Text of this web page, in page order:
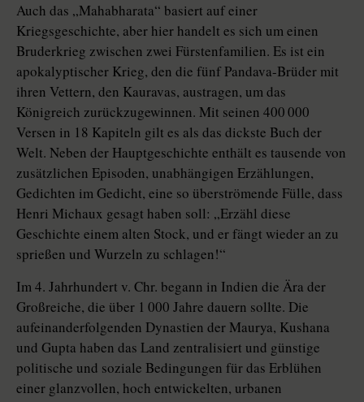
Auch das „Mahabharata“ basiert auf einer
Kriegsgeschichte, aber hier handelt es sich um einen
Bruderkrieg zwischen zwei Fürstenfamilien. Es ist ein
apokalyptischer Krieg, den die fünf Pandava-Brüder mit
ihren Vettern, den Kauravas, austragen, um das
Königreich zurückzugewinnen. Mit seinen 400 000
Versen in 18 Kapiteln gilt es als das dickste Buch der
Welt. Neben der Hauptgeschichte enthält es tausende von
zusätzlichen Episoden, unabhängigen Erzählungen,
Gedichten im Gedicht, eine so überströmende Fülle, dass
Henri Michaux gesagt haben soll: „Erzähl diese
Geschichte einem alten Stock, und er fängt wieder an zu
sprießen und Wurzeln zu schlagen!“
Im 4. Jahrhundert v. Chr. begann in Indien die Ära der
Großreiche, die über 1 000 Jahre dauern sollte. Die
aufeinanderfolgenden Dynastien der Maurya, Kushana
und Gupta haben das Land zentralisiert und günstige
politische und soziale Bedingungen für das Erblühen
einer glanzvollen, hoch entwickelten, urbanen